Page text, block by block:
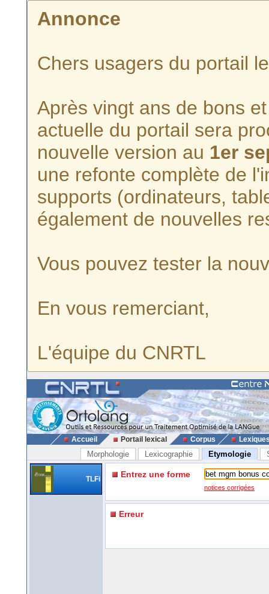
Annonce
Chers usagers du portail
Après vingt ans de bons
actuelle du portail sera
nouvelle version au 1er
une refonte complète de
supports (ordinateurs,
également de nouvelles
Vous pouvez tester la
En vous remerciant,
L'équipe du CNRTL
Accueil Portail lexical Corpus
Morphologie Lexicographie Etymologie
TLFi Entrez une forme
notices corrigées
Erreur